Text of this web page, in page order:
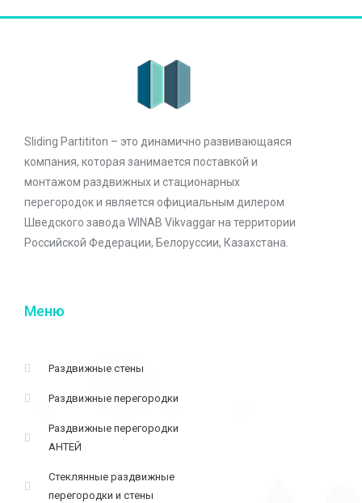
Sliding Partititon – это динамично развивающаяся
компания, которая занимается поставкой и
монтажом раздвижных и стационарных
перегородок и является официальным дилером
Шведского завода WINAB Vikvaggar на территории
Российской Федерации, Белоруссии, Казахстана.
Меню
Раздвижные стены
Раздвижные перегородки
Раздвижные перегородки
АНТЕЙ
Стеклянные раздвижные
перегородки и стены